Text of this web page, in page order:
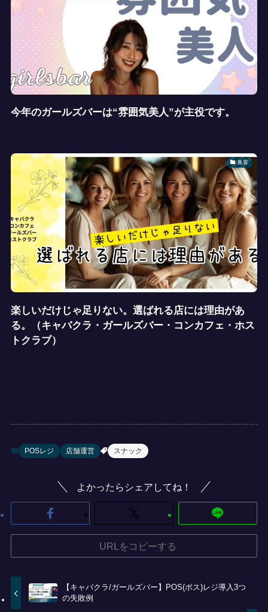
今年のガールズバーは“雰囲気美人”が主役です。
集客
楽しいだけじゃ足りない。選ばれる店には理由があ
る。（キャバクラ・ガールズバー・コンカフェ・ホス
トクラブ）
POSレジ 店舗運営 スナック
よかったらシェアしてね！
URLをコピーする
【キャバクラ/ガールズバー】POS(ポス)レジ導入3つ
の失敗例